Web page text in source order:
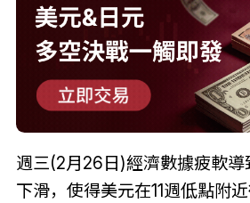
週三(2月26日)經濟數據疲軟
下滑，使得美元在11週低點附近